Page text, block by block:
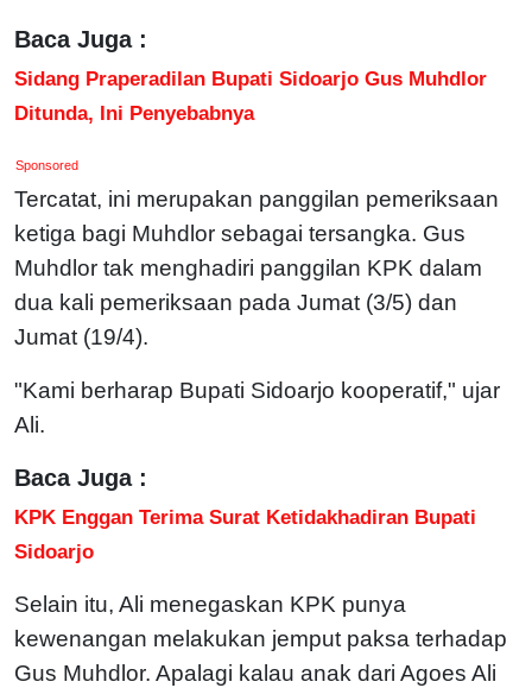
Baca Juga :
Sidang Praperadilan Bupati Sidoarjo Gus Muhdlor
Ditunda, Ini Penyebabnya
Sponsored
Tercatat, ini merupakan panggilan pemeriksaan
ketiga bagi Muhdlor sebagai tersangka. Gus
Muhdlor tak menghadiri panggilan KPK dalam
dua kali pemeriksaan pada Jumat (3/5) dan
Jumat (19/4).
"Kami berharap Bupati Sidoarjo kooperatif," ujar
Ali.
Baca Juga :
KPK Enggan Terima Surat Ketidakhadiran Bupati
Sidoarjo
Selain itu, Ali menegaskan KPK punya
kewenangan melakukan jemput paksa terhadap
Gus Muhdlor. Apalagi kalau anak dari Agoes Ali